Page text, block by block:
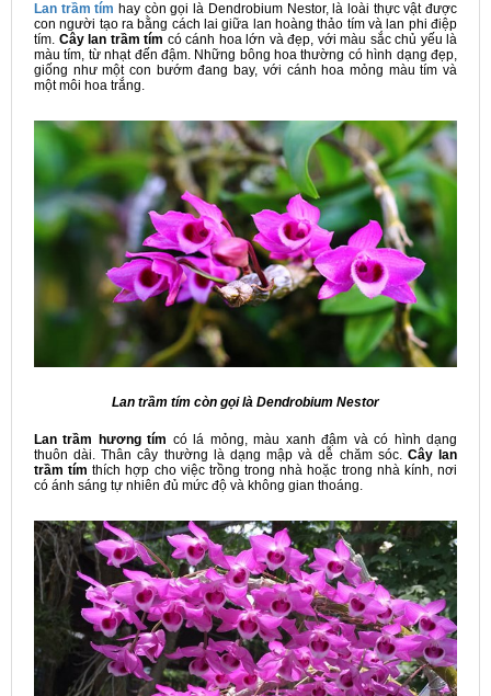
Lan trầm tím hay còn gọi là Dendrobium Nestor, là loài thực vật được
con người tạo ra bằng cách lai giữa lan hoàng thảo tím và lan phi điệp
tím. Cây lan trầm tím có cánh hoa lớn và đẹp, với màu sắc chủ yếu là
màu tím, từ nhạt đến đậm. Những bông hoa thường có hình dạng đẹp,
giống như một con bướm đang bay, với cánh hoa mỏng màu tím và
một môi hoa trắng.
Lan trầm tím còn gọi là Dendrobium Nestor
Lan trầm hương tím có lá mỏng, màu xanh đậm và có hình dạng
thuôn dài. Thân cây thường là dạng mập và dễ chăm sóc. Cây lan
trầm tím thích hợp cho việc trồng trong nhà hoặc trong nhà kính, nơi
có ánh sáng tự nhiên đủ mức độ và không gian thoáng.